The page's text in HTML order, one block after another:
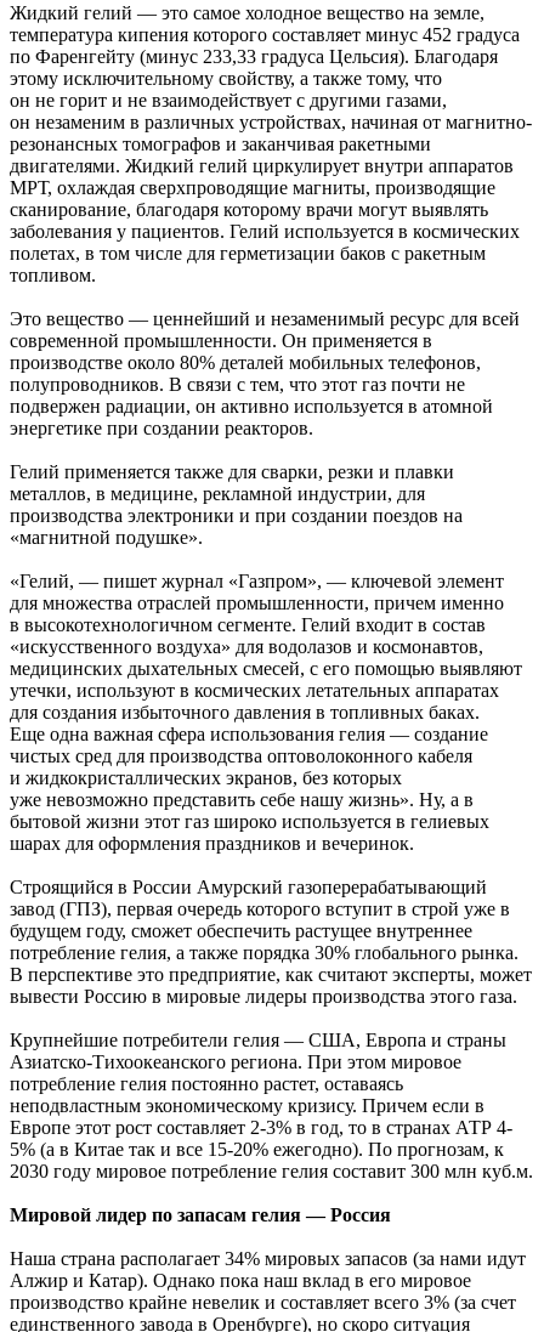
Жидкий гелий — это самое холодное вещество на земле,
температура кипения которого составляет минус 452 градуса
по Фаренгейту (минус 233,33 градуса Цельсия). Благодаря
этому исключительному свойству, а также тому, что
он не горит и не взаимодействует с другими газами,
он незаменим в различных устройствах, начиная от магнитно-
резонансных томографов и заканчивая ракетными
двигателями. Жидкий гелий циркулирует внутри аппаратов
МРТ, охлаждая сверхпроводящие магниты, производящие
сканирование, благодаря которому врачи могут выявлять
заболевания у пациентов. Гелий используется в космических
полетах, в том числе для герметизации баков с ракетным
топливом.
Это вещество — ценнейший и незаменимый ресурс для всей
современной промышленности. Он применяется в
производстве около 80% деталей мобильных телефонов,
полупроводников. В связи с тем, что этот газ почти не
подвержен радиации, он активно используется в атомной
энергетике при создании реакторов.
Гелий применяется также для сварки, резки и плавки
металлов, в медицине, рекламной индустрии, для
производства электроники и при создании поездов на
«магнитной подушке».
«Гелий, — пишет журнал «Газпром», — ключевой элемент
для множества отраслей промышленности, причем именно
в высокотехнологичном сегменте. Гелий входит в состав
«искусственного воздуха» для водолазов и космонавтов,
медицинских дыхательных смесей, с его помощью выявляют
утечки, используют в космических летательных аппаратах
для создания избыточного давления в топливных баках.
Еще одна важная сфера использования гелия — создание
чистых сред для производства оптоволоконного кабеля
и жидкокристаллических экранов, без которых
уже невозможно представить себе нашу жизнь». Ну, а в
бытовой жизни этот газ широко используется в гелиевых
шарах для оформления праздников и вечеринок.
Строящийся в России Амурский газоперерабатывающий
завод (ГПЗ), первая очередь которого вступит в строй уже в
будущем году, сможет обеспечить растущее внутреннее
потребление гелия, а также порядка 30% глобального рынка.
В перспективе это предприятие, как считают эксперты, может
вывести Россию в мировые лидеры производства этого газа.
Крупнейшие потребители гелия — США, Европа и страны
Азиатско-Тихоокеанского региона. При этом мировое
потребление гелия постоянно растет, оставаясь
неподвластным экономическому кризису. Причем если в
Европе этот рост составляет 2-3% в год, то в странах АТР 4-
5% (а в Китае так и все 15-20% ежегодно). По прогнозам, к
2030 году мировое потребление гелия составит 300 млн куб.м.
Мировой лидер по запасам гелия — Россия
Наша страна располагает 34% мировых запасов (за нами идут
Алжир и Катар). Однако пока наш вклад в его мировое
производство крайне невелик и составляет всего 3% (за счет
единственного завода в Оренбурге), но скоро ситуация